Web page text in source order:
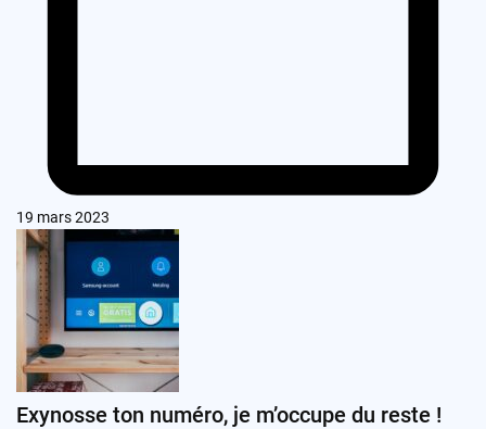
19 mars 2023
Exynosse ton numéro, je m’occupe du reste !